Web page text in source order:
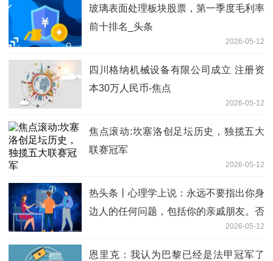
玻璃表面处理板块股票，第一季度毛利率
前十排名_头条
2026-05-12
四川格纳机械设备有限公司成立 注册资
本30万人民币-焦点
2026-05-12
焦点滚动:坎塞洛创足坛历史，独揽五大
联赛冠军
2026-05-12
热头条丨心理学上说：永远不要指出你身
边人的任何问题，包括你的亲戚朋友。否
2026-05-12
恩里克：我认为巴黎已经是法甲冠军了